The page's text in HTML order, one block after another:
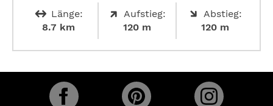
Länge:
8.7 km
Aufstieg:
120 m
Abstieg:
120 m